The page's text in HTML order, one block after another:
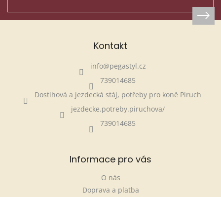
Kontakt
info@pegastyl.cz
739014685
Dostihová a jezdecká stáj, potřeby pro koně Piruch
jezdecke.potreby.piruchova/
739014685
Informace pro vás
O nás
Doprava a platba